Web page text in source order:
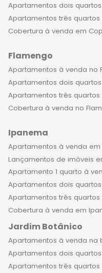
Apartamentos dois
Apartamentos três
Cobertura à venda em
Flamengo
Apartamentos à venda no
Apartamentos dois
Apartamentos três
Cobertura à venda no
Ipanema
Apartamentos à venda
Lançamentos de imóveis
Apartamento 1 quarto à
Apartamentos dois
Apartamentos três
Cobertura à venda em
Jardim Botânico
Apartamentos à venda na
Apartamentos dois
Apartamentos três